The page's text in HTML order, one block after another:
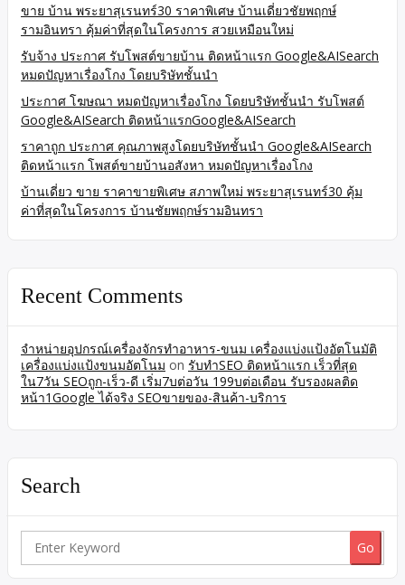
ขาย บ้าน พระยาสุเรนทร์30 ราคาพิเศษ บ้านเดี่ยวชัยพฤกษ์
รามอินทรา คุ้มค่าที่สุดในโครงการ สวยเหมือนใหม่
รับจ้าง ประกาศ รับโพสต์ขายบ้าน ติดหน้าแรก Google&AISearch
หมดปัญหาเรื่องโกง โดยบริษัทชั้นนำ
ประกาศ โฆษณา หมดปัญหาเรื่องโกง โดยบริษัทชั้นนำ รับโพสต์
Google&AISearch ติดหน้าแรกGoogle&AISearch
ราคาถูก ประกาศ คุณภาพสูงโดยบริษัทชั้นนำ Google&AISearch
ติดหน้าแรก โพสต์ขายบ้านอสังหา หมดปัญหาเรื่องโกง
บ้านเดี่ยว ขาย ราคาขายพิเศษ สภาพใหม่ พระยาสุเรนทร์30 คุ้ม
ค่าที่สุดในโครงการ บ้านชัยพฤกษ์รามอินทรา
Recent Comments
จำหน่ายอุปกรณ์เครื่องจักรทำอาหาร-ขนม เครื่องแบ่งแป้งอัตโนมัติ
เครื่องแบ่งแป้งขนมอัตโนม on รับทำSEO ติดหน้าแรก เร็วที่สุด
ใน7วัน SEOถูก-เร็ว-ดี เริ่ม7บต่อวัน 199บต่อเดือน รับรองผลติด
หน้า1Google ได้จริง SEOขายของ-สินค้า-บริการ
Search
Search